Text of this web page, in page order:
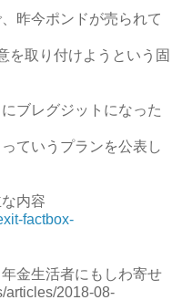
昨今ポンドが売られて
を取り付けようという固
ブレグジットになった
ていうプランを公表し
内容
factbox-
金生活者にもしわ寄せ
articles/2018-08-